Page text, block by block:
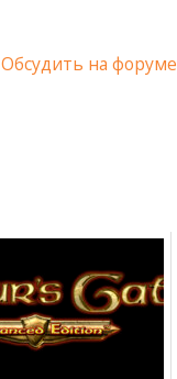
Обсудить на форуме